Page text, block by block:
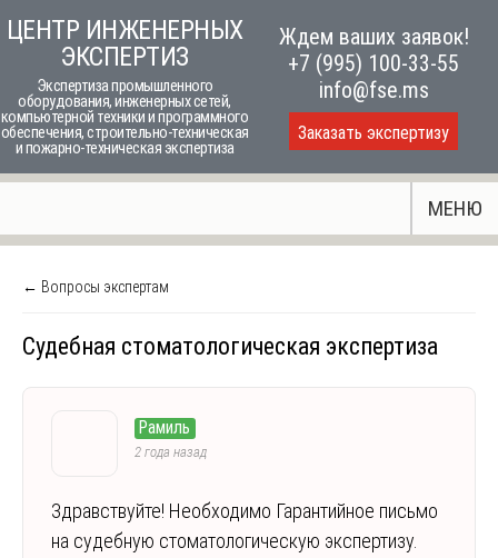
to
content
ЦЕНТР ИНЖЕНЕРНЫХ
ЭКСПЕРТИЗ
Экспертиза промышленного
оборудования, инженерных сетей,
компьютерной техники и программного
обеспечения, строительно-техническая
и пожарно-техническая экспертиза
Ждем ваших заявок!
+7 (995) 100-33-55
info@fse.ms
Заказать экспертизу
МЕНЮ
← Вопросы экспертам
Судебная стоматологическая экспертиза
Рамиль
2 года назад
Здравствуйте! Необходимо Гарантийное письмо
на судебную стоматологическую экспертизу.